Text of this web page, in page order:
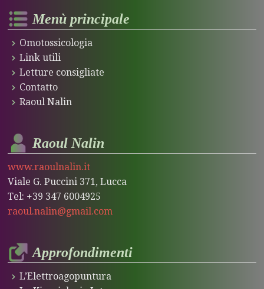
Menù principale
Omotossicologia
Link utili
Letture consigliate
Contatto
Raoul Nalin
Raoul Nalin
www.raoulnalin.it
Viale G. Puccini 371, Lucca
Tel: +39 347 6004925
raoul.nalin@gmail.com
Approfondimenti
L’Elettroagopuntura